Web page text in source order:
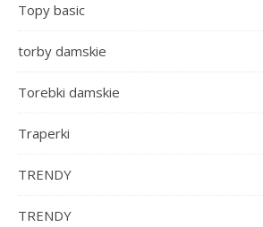
Topy basic
torby damskie
Torebki damskie
Traperki
TRENDY
TRENDY